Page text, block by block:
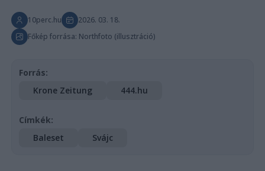
10perc.hu
2026. 03. 18.
Főkép forrása: Northfoto (illusztráció)
Forrás:
Krone Zeitung
444.hu
Címkék:
Baleset
Svájc